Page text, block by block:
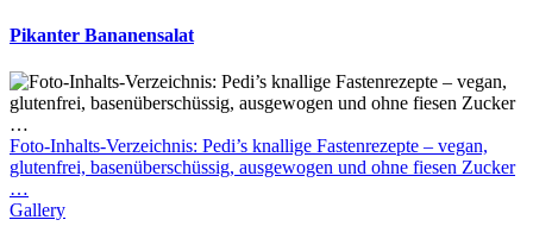
Pikanter Bananensalat
Foto-Inhalts-Verzeichnis: Pedi’s knallige Fastenrezepte – vegan,
glutenfrei, basenüberschüssig, ausgewogen und ohne fiesen Zucker
…
Gallery